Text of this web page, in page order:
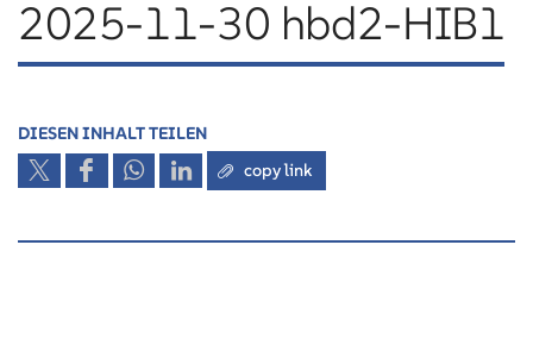
2025-11-30 hbd2-HIB1
DIESEN INHALT TEILEN
copy link